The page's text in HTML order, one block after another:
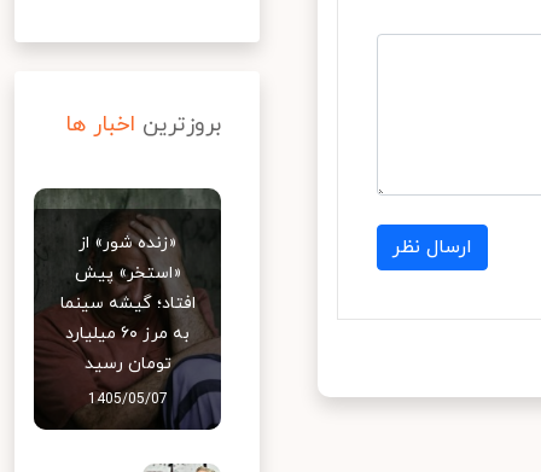
ارسال نظر
بروزترین اخبار ها
«زنده شور» از
«استخر» پیش
افتاد؛ گیشه سینما
به مرز ۶۰ میلیارد
تومان رسید
1405/05/07